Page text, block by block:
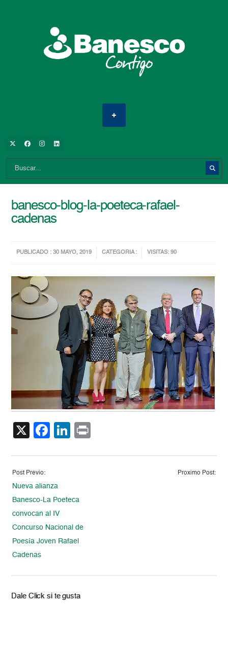
banesco-blog-la-poeteca-rafael-
cadenas
PUBLICADO : 30 MAYO, 2019 CATEGORIA : VISITAS: 90
X Facebook
LinkedIn
Post Previo:
Nueva alianza
Banesco-La Poeteca
convocan al IV
Concurso Nacional de
Poesía Joven Rafael
Cadenas
Proximo Post:
Dale Click si te gusta